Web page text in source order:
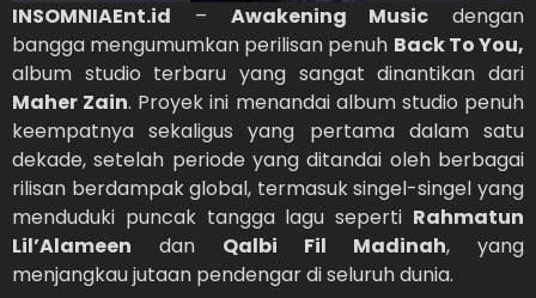
INSOMNIAEnt.id – Awakening Music dengan
bangga mengumumkan perilisan penuh Back To You,
album studio terbaru yang sangat dinantikan dari
Maher Zain. Proyek ini menandai album studio penuh
keempatnya sekaligus yang pertama dalam satu
dekade, setelah periode yang ditandai oleh berbagai
rilisan berdampak global, termasuk singel-singel yang
menduduki puncak tangga lagu seperti Rahmatun
Lil’Alameen dan Qalbi Fil Madinah, yang
menjangkau jutaan pendengar di seluruh dunia.